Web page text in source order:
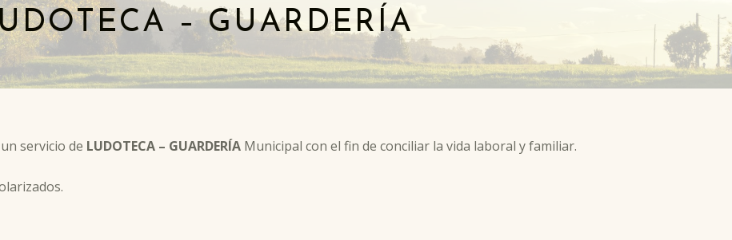
– GUARDERÍA
servicio de LUDOTECA – GUARDERÍA Municipal con el fin de conciliar la vida laboral y familiar.